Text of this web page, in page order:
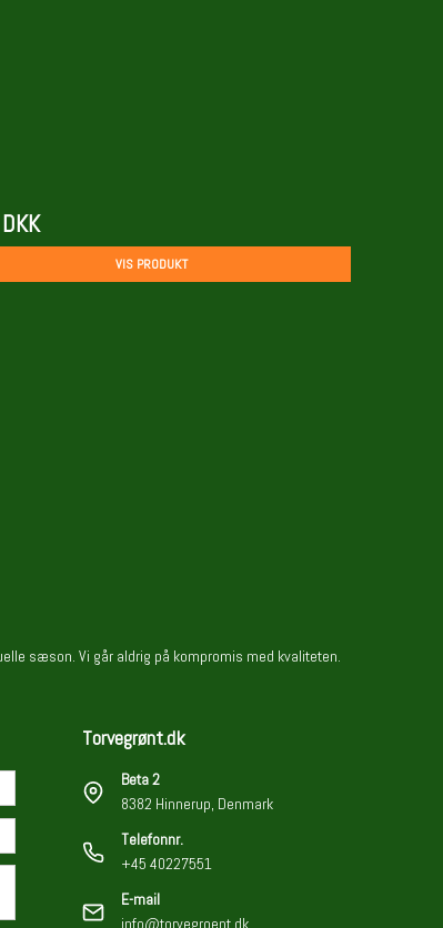
VIS PRODUKT
sæson. Vi går aldrig på kompromis med kvaliteten.
Torvegrønt.dk
Beta 2
8382 Hinnerup, Denmark
Telefonnr.
+45 40227551
E-mail
info@torvegroent.dk